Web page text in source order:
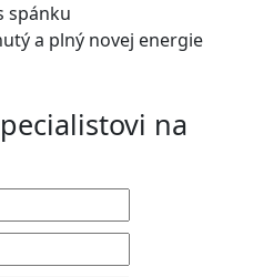
spánku
a plný novej energie
na